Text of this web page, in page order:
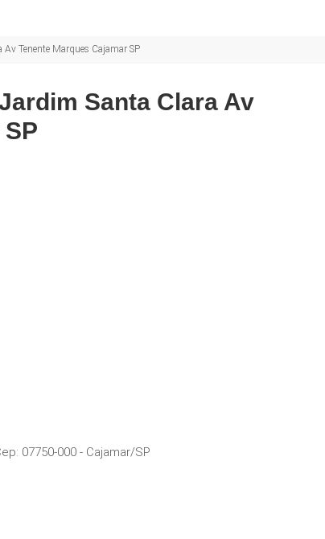
Tenente Marques Cajamar SP
Santa Clara Av
07750-000 - Cajamar/SP